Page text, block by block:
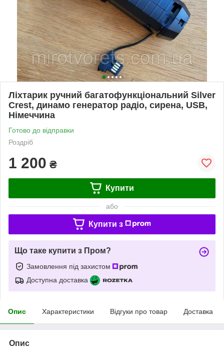
Ліхтарик ручний багатофункціональний Silver
Crest, динамо генератор радіо, сирена, USB,
Німеччина
Готово до відправки
Роздріб
1 200 ₴
Купити
або
Купити з
Що таке купити з Пром?
Замовлення під захистом
Доступна доставка
Опис Характеристики Відгуки про товар Доставка
Опис